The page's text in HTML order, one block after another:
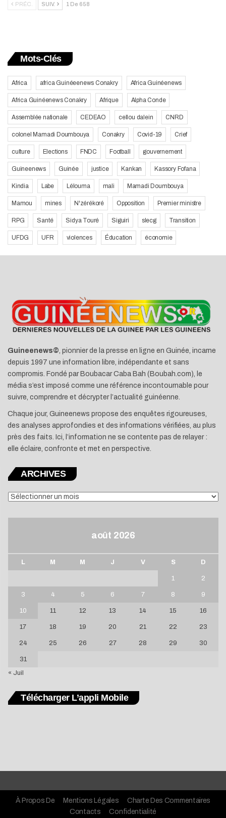
PRÉC. SUIV. 1 De 658
Mots-Clés
Africa africa Guinéeenews Conakry Africa Guinéenews
Africa Guinéenews Conakry Afrique Alpha Conde
Assemblée nationale CEDEAO cellou dalein CNRD
colonel Mamadi Doumbouya Conakry Covid-19 Crief
culture Elections FNDC Football gouvernement
Guineenews Guinée justice Kankan Kassory Fofana
Kindia Labe Lélouma mali Mamadi Doumbouya
Mamou mines N'zérékoré Opposition Premier ministre
RPG Santé Sidya Touré Siguiri slecg Transition
UFDG UFR violences Éducation économie
Guineenews©, pionnier de la presse en ligne en Guinée, incarne
depuis 1997 une information libre, indépendante et sans
compromis. Fondé par Boubacar Caba Bah (Boubah.com), le
média s’est imposé comme une référence incontournable pour
suivre, comprendre et décrypter l’actualité guinéenne.
Chaque jour, Guineenews propose des enquêtes rigoureuses,
des analyses approfondies et des informations vérifiées, au plus
près des faits. Ici, l’information ne se contente pas de relayer :
elle éclaire, confronte et met en perspective.
ARCHIVES
ARCHIVES
août 2026
L M M J V S D
1 2
3 4 5 6 7 8 9
10 11 12 13 14 15 16
17 18 19 20 21 22 23
24 25 26 27 28 29 30
31
« Juil
Télécharger L’appli Mobile
À Propos De Mentions Légales
Charte Des Commentaires
Contacts
Confidentialité